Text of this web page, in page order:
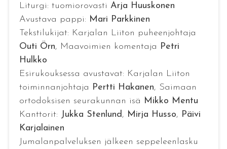
Liturgi: tuomiorovasti Arja Huuskonen
Avustava pappi: Mari Parkkinen
Tekstilukijat: Karjalan Liiton puheenjohtaja
Outi Örn, Maavoimien komentaja Petri
Hulkko
Esirukouksessa avustavat: Karjalan Liiton
toiminnanjohtaja Pertti Hakanen, Saimaan
ortodoksisen seurakunnan isä Mikko Mentu
Kanttorit: Jukka Stenlund , Mirja Husso, Päivi
Karjalainen
Jumalanpalveluksen jälkeen seppeleenlasku